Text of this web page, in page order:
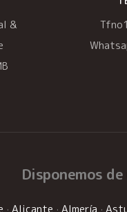
&
Disponemos de
· Alicante · Almería ·